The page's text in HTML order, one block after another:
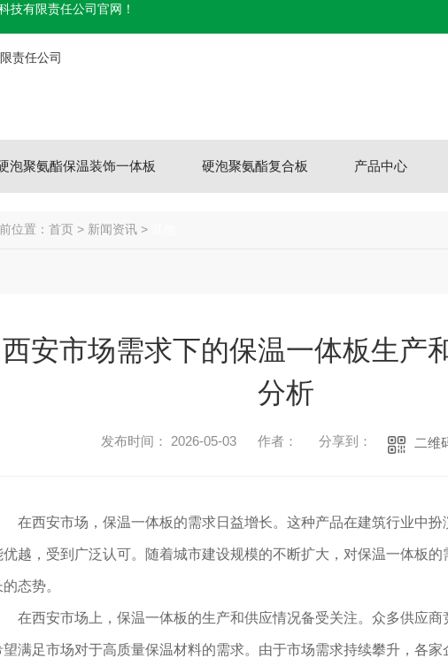
技有限责任公司官网！
泡聚氨酯保温装饰一体板 硬泡聚氨酯复合板 产品中心
位置： 首页 > 新闻资讯 >
西安市场需求下的保温一体板生产
分析
发布时间： 2026-05-03 作者： 分享到： 二维
在西安市场，保温一体板的需求日益增长。这种产品在建筑行业中扮
优越，受到广泛认可。随着城市建设规模的不断扩大，对保温一体板的
态势。
在西安市场上，保温一体板的生产和供应情况备受关注。众多供应商
望满足市场对于高质量保温材料的需求。由于市场需求持续攀升，各家